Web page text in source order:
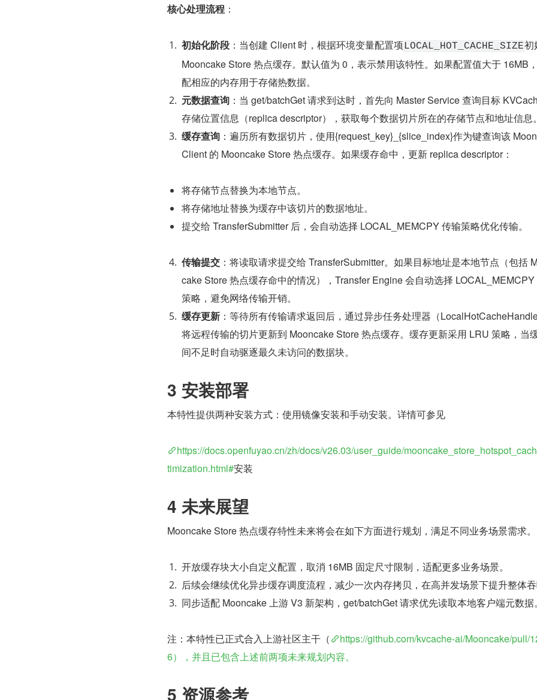
核心处理流程 ​：
初始化阶段 ​：当创建 Client 时，根据环境变量配置项LOCAL_HOT_CACHE_SIZE初
Mooncake Store 热点缓存。默认值为 0，表示禁用该特性。如果配置值大于 16MB
配相应的内存用于存储热数据。
元数据查询 ：当 get/batchGet 请求到达时，首先向 Master Service 查询目标
存储位置信息（replica descriptor），获取每个数据切片所在的存储节点和地址信息。
缓存查询 ：遍历所有数据切片，使用{request_key}_{slice_index}作为键查询该
Client 的 Mooncake Store 热点缓存。如果缓存命中，更新 replica descriptor：
将存储节点替换为本地节点。
将存储地址替换为缓存中该切片的数据地址。
提交给 TransferSubmitter 后，会自动选择 LOCAL_MEMCPY 传输策略优化传输。
传输提交 ：将读取请求提交给 TransferSubmitter。如果目标地址是本地节点（包括
cake Store 热点缓存命中的情况），Transfer Engine 会自动选择 LOCAL_MEMCPY
策略，避免网络传输开销。
缓存更新 ：等待所有传输请求返回后，通过异步任务处理器（
将远程传输的切片更新到 Mooncake Store 热点缓存。缓存更新采用 LRU 策略，当
间不足时自动驱逐最久未访问的数据块。
3 安装部署
本特性提供两种安装方式：使用镜像安装和手动安装。详情可参见
https://docs.openfuyao.cn/zh/docs/v26.03/user_guide/
timization.html#安装
4 未来展望
Mooncake Store 热点缓存特性未来将会在如下方面进行规划，满足不同业务场景需求。
开放缓存块大小自定义配置，取消 16MB 固定尺寸限制，适配更多业务场景。
后续会继续优化异步缓存调度流程，减少一次内存拷贝，在高并发场景下提升整体吞
同步适配 Mooncake 上游 V3 新架构，get/batchGet 请求优先读取本地客户端元数据。
注：本特性已正式合入上游社区主干（
https://github.com/kvcache-ai/Mooncake/pull/
6），并且已包含上述前两项未来规划内容。
5 资源参考